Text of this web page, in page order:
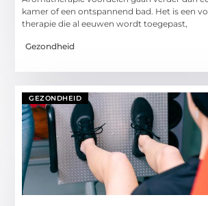
kamer of een ontspannend bad. Het is een
therapie die al eeuwen wordt toegepast,
Gezondheid
GEZONDHEID